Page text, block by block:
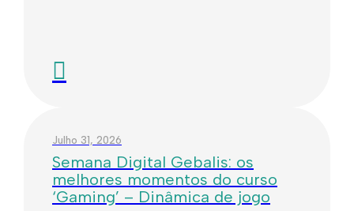
Julho 31, 2026
Semana Digital Gebalis: os
melhores momentos do curso
‘Gaming’ – Dinâmica de jogo